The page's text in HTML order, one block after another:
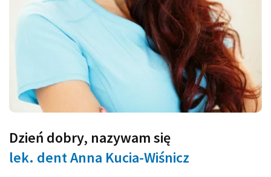
Dzień dobry, nazywam się
lek. dentAnna Kucia-Wiśnicz